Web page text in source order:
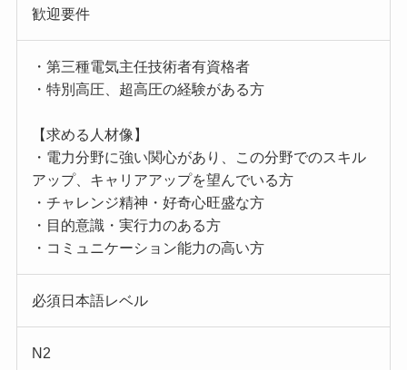
歓迎要件
・第三種電気主任技術者有資格者
・特別高圧、超高圧の経験がある方
【求める人材像】
・電力分野に強い関心があり、この分野でのスキル
アップ、キャリアアップを望んでいる方
・チャレンジ精神・好奇心旺盛な方
・目的意識・実行力のある方
・コミュニケーション能力の高い方
必須日本語レベル
N2